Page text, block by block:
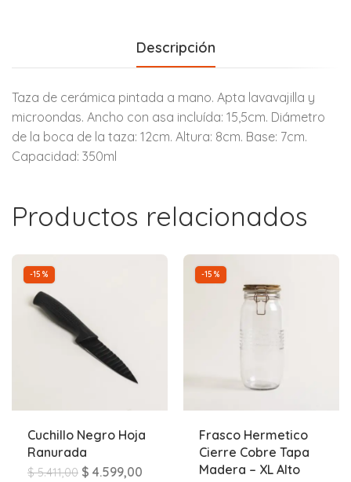
Descripción
Taza de cerámica pintada a mano. Apta lavavajilla y
microondas. Ancho con asa incluída: 15,5cm. Diámetro
de la boca de la taza: 12cm. Altura: 8cm. Base: 7cm.
Capacidad: 350ml
Productos relacionados
-15%
Cuchillo Negro Hoja
Ranurada
$5.411,00 $ 4.599,00
-15%
Frasco Hermetico
Cierre Cobre Tapa
Madera – XL Alto